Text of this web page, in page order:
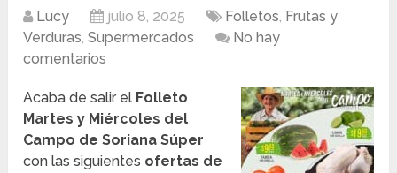
Lucy julio 8, 2025 Folletos, Frutas y
Verduras,Supermercados
No hay
comentarios
Acaba de salir el Folleto
Martes y Miércoles del
Campo de Soriana Súper
con las siguientes ofertas de